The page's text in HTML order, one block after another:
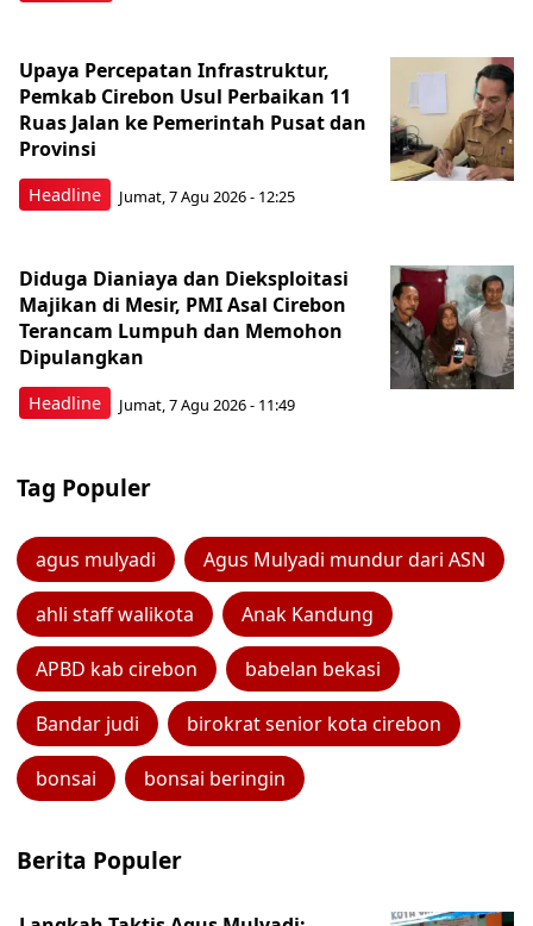
Headline
Upaya Percepatan Infrastruktur,
Pemkab Cirebon Usul Perbaikan 11
Ruas Jalan ke Pemerintah Pusat dan
Provinsi
Jumat, 7 Agu 2026 - 12:25
Headline
Diduga Dianiaya dan Dieksploitasi
Majikan di Mesir, PMI Asal Cirebon
Terancam Lumpuh dan Memohon
Dipulangkan
Jumat, 7 Agu 2026 - 11:49
Tag Populer
agus mulyadi Agus Mulyadi mundur dari ASN
ahli staff walikota Anak Kandung
APBD kab cirebon babelan bekasi
Bandar judi birokrat senior kota cirebon
bonsai bonsai beringin
Berita Populer